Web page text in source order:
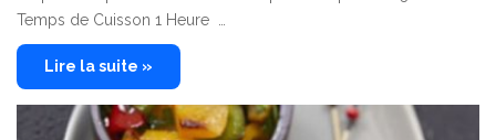
Temps de Cuisson 1 Heure …
Lire la suite »